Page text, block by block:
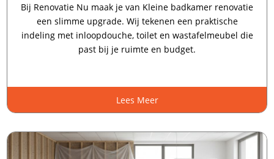
Bij Renovatie Nu maak je van Kleine badkamer renovatie
een slimme upgrade.​ Wij tekenen een praktische
indeling met inloopdouche, toilet en wastafelmeubel die
past bij je ruimte en budget.​
Lees Meer